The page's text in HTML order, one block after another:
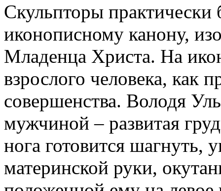
Скульпторы практически
иконописному канону,
Младенца Христа. На
взрослого человека, как
совершенства. Володя
мужчиной – развитая
нога готовится шагнуть,
материнской руки,